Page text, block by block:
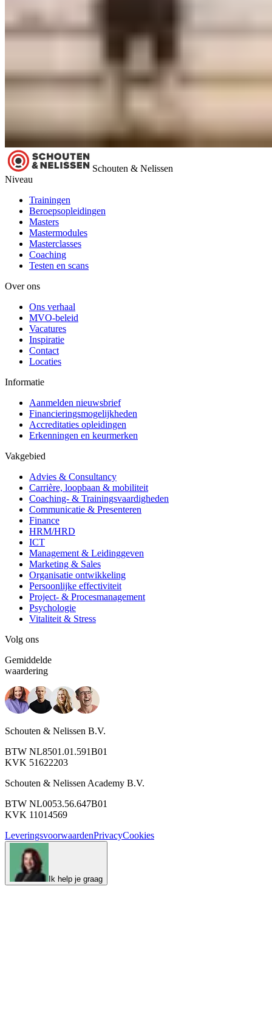
Schouten & Nelissen
Niveau
Trainingen
Beroepsopleidingen
Masters
Mastermodules
Masterclasses
Coaching
Testen en scans
Over ons
Ons verhaal
MVO-beleid
Vacatures
Inspiratie
Contact
Locaties
Informatie
Aanmelden nieuwsbrief
Financieringsmogelijkheden
Accreditaties opleidingen
Erkenningen en keurmerken
Vakgebied
Advies & Consultancy
Carrière, loopbaan & mobiliteit
Coaching- & Trainingsvaardigheden
Communicatie & Presenteren
Finance
HRM/HRD
ICT
Management & Leidinggeven
Marketing & Sales
Organisatie ontwikkeling
Persoonlijke effectiviteit
Project- & Procesmanagement
Psychologie
Vitaliteit & Stress
Volg ons
Gemiddelde
waardering
Schouten & Nelissen B.V.
BTW NL8501.01.591B01
KVK 51622203
Schouten & Nelissen Academy B.V.
BTW NL0053.56.647B01
KVK 11014569
LeveringsvoorwaardenPrivacyCookies
Ik help je graag